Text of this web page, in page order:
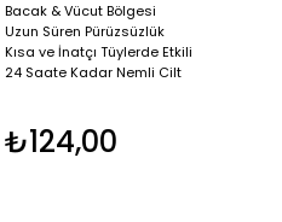
Bacak & Vücut Bölgesi
Uzun Süren Pürüzsüzlük
Kısa ve İnatçı Tüylerde Etkili
24 Saate Kadar Nemli Cilt
₺124,00